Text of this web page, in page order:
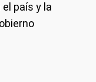
país y la